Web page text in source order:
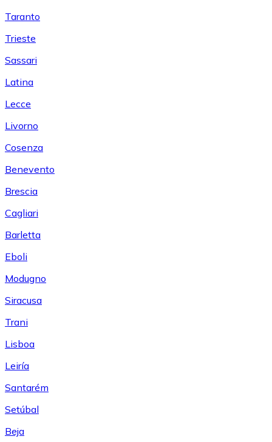
Taranto
Trieste
Sassari
Latina
Lecce
Livorno
Cosenza
Benevento
Brescia
Cagliari
Barletta
Eboli
Modugno
Siracusa
Trani
Lisboa
Leiría
Santarém
Setúbal
Beja